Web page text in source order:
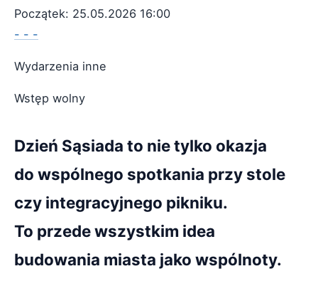
Początek: 25.05.2026 16:00
- - -
Wydarzenia inne
Wstęp wolny
Dzień Sąsiada to nie tylko okazja
do wspólnego spotkania przy stole
czy integracyjnego pikniku.
To przede wszystkim idea
budowania miasta jako wspólnoty.